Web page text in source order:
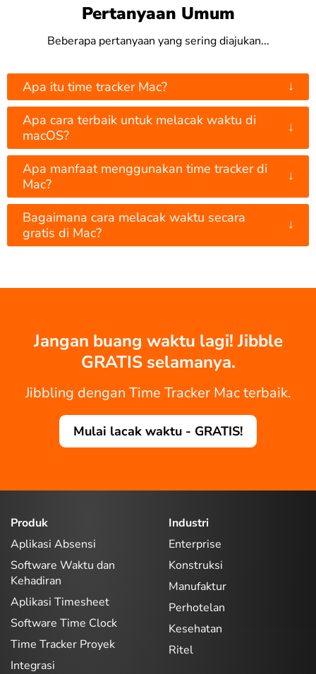
Pertanyaan Umum
Beberapa pertanyaan yang sering diajukan...
Apa itu time tracker Mac? ↓
Apa cara terbaik untuk melacak waktu di
macOS?
↓
Apa manfaat menggunakan time tracker di
Mac?
↓
Bagaimana cara melacak waktu secara
gratis di Mac?
↓
Jangan buang waktu lagi! Jibble
GRATIS selamanya.
Jibbling dengan Time Tracker Mac terbaik.
Mulai lacak waktu - GRATIS!
Produk
Aplikasi Absensi
Software Waktu dan
Kehadiran
Aplikasi Timesheet
Software Time Clock
Time Tracker Proyek
Integrasi
Industri
Enterprise
Konstruksi
Manufaktur
Perhotelan
Kesehatan
Ritel